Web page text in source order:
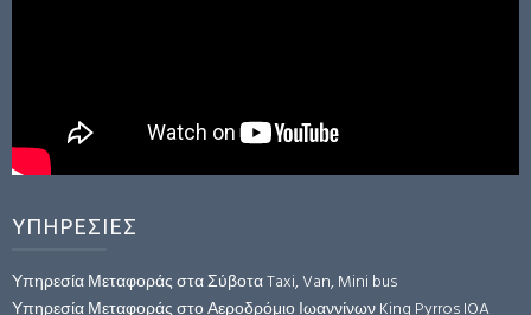
ΥΠΗΡΕΣΙΕΣ
Υπηρεσία Μεταφοράς στα Σύβοτα Taxi, Van, Mini bus